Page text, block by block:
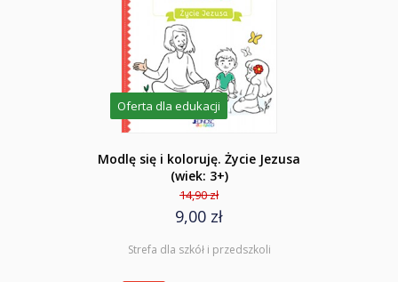
Oferta dla edukacji
Modlę się i koloruję. Życie Jezusa
(wiek: 3+)
14,90 zł
9,00 zł
Strefa dla szkół i przedszkoli